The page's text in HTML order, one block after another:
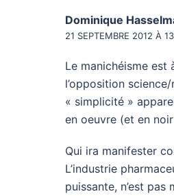
Dominique
21 SEPTEMBRE 2012 À
Le manichéisme est
l’opposition
« simplicité »
en oeuvre (et en
Qui ira manifester
L’industrie
puissante, n’est pas